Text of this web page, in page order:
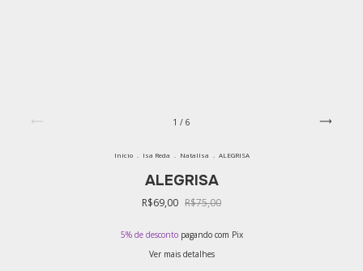
1 / 6
Início Isa Reda NatalIsa ALEGRISA
ALEGRISA
R$69,00 R$75,00
5% de descontopagando com Pix
Ver mais detalhes